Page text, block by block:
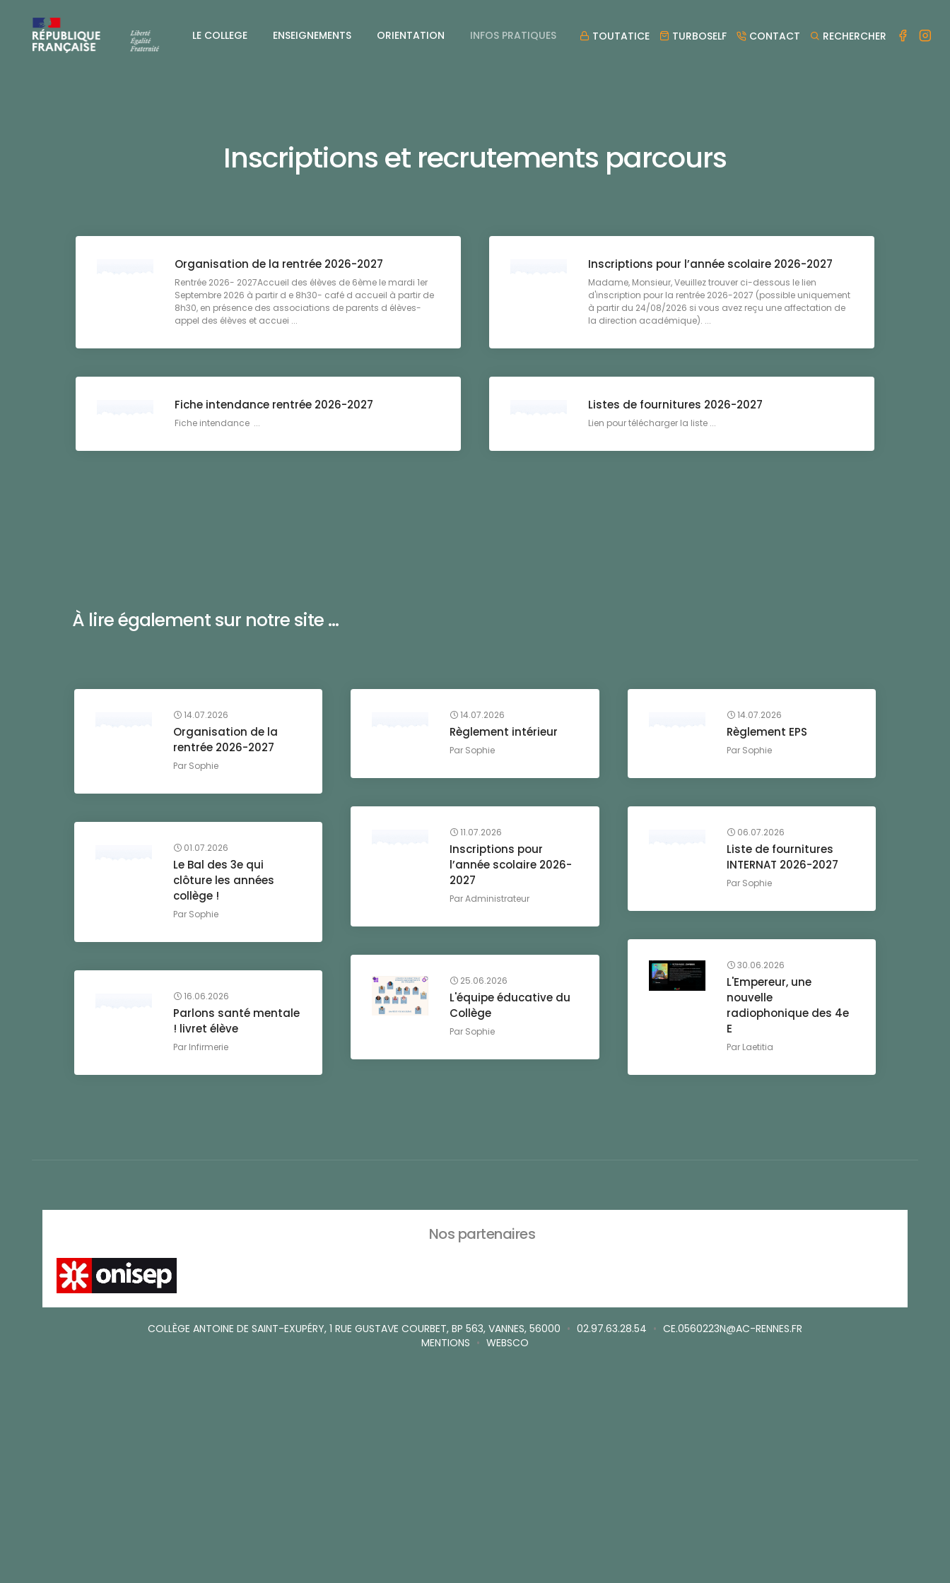
LE COLLEGE ENSEIGNEMENTS ORIENTATION INFOS PRATIQUES TOUTATICE TURBOSELF CONTACT RECHERCHER
Inscriptions et recrutements parcours
Organisation de la rentrée 2026-2027
Rentrée 2026- 2027Accueil des élèves de 6ème le mardi 1er
Septembre 2026 à partir d e 8h30- café d accueil à partir de
8h30, en présence des associations de parents d élèves-
appel des élèves et accuei ...
Inscriptions pour l’année scolaire 2026-2027
Madame, Monsieur, Veuillez trouver ci-dessous le lien
d'inscription pour la rentrée 2026-2027 (possible uniquement
à partir du 24/08/2026 si vous avez reçu une affectation de
la direction académique). ...
Fiche intendance rentrée 2026-2027
Fiche intendance ...
Listes de fournitures 2026-2027
Lien pour télécharger la liste ...
À lire également sur notre site ...
14.07.2026
Organisation de la
rentrée 2026-2027
Par Sophie
14.07.2026
Règlement intérieur
Par Sophie
14.07.2026
Règlement EPS
Par Sophie
11.07.2026
Inscriptions pour
l’année scolaire 2026-
2027
ParAdministrateur
06.07.2026
Liste de fournitures
INTERNAT 2026-2027
Par Sophie
01.07.2026
Le Bal des 3e qui
clôture les années
collège !
Par Sophie
30.06.2026
L'Empereur, une
nouvelle
radiophonique des 4e
E
Par Laetitia
25.06.2026
L'équipe éducative du
Collège
Par Sophie
16.06.2026
Parlons santé mentale
! livret élève
Par Infirmerie
Nos partenaires
COLLÈGE ANTOINE DE SAINT-EXUPÉRY, 1 RUE GUSTAVE COURBET, BP 563, VANNES, 56000 • 02.97.63.28.54 • CE.0560223N@AC-RENNES.FR
MENTIONS • WEBSCO